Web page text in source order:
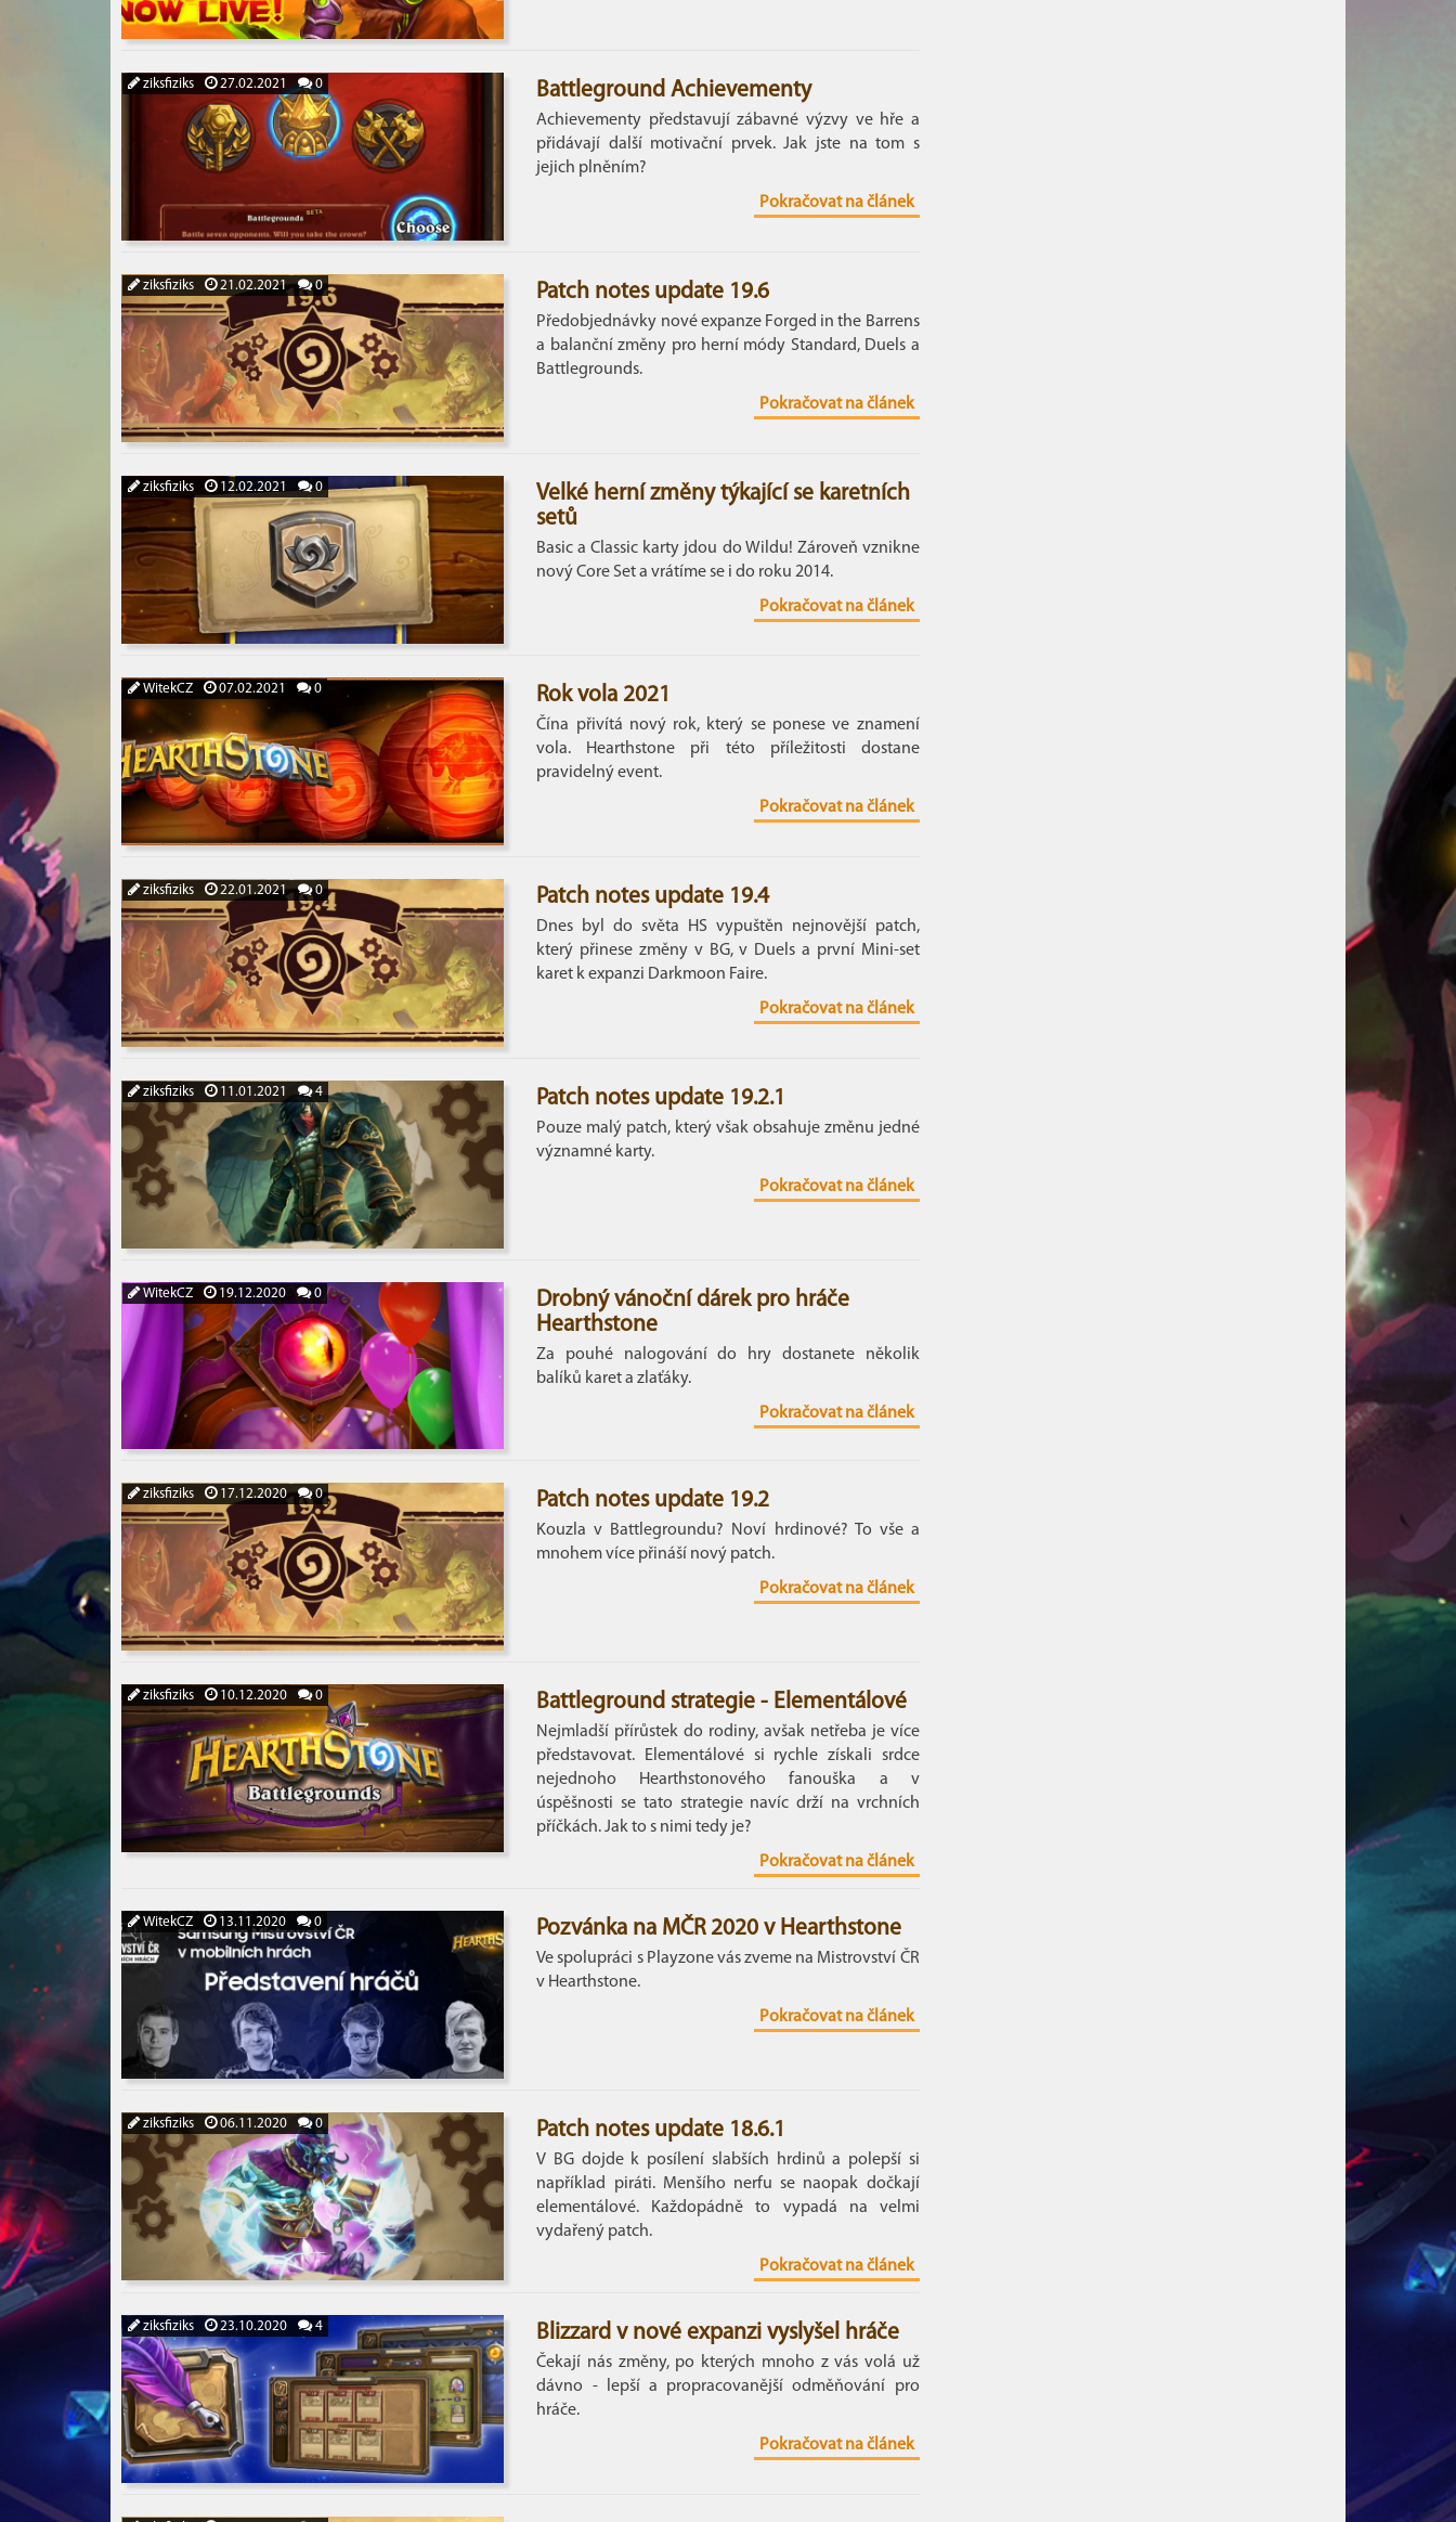
ziksfiziks 27.02.2021 0 Battleground Achievementy
Achievementy představují zábavné výzvy ve hře a
přidávají další motivační prvek. Jak jste na tom s
jejich plněním?
Pokračovat na článek
ziksfiziks 21.02.2021 0 Patch notes update 19.6
Předobjednávky nové expanze Forged in the Barrens
a balanční změny pro herní módy Standard, Duels a
Battlegrounds.
Pokračovat na článek
ziksfiziks 12.02.2021 0
Velké herní změny týkající se karetních
setů
Basic a Classic karty jdou do Wildu! Zároveň vznikne
nový Core Set a vrátíme se i do roku 2014.
Pokračovat na článek
WitekCZ 07.02.2021 0 Rok vola 2021
Čína přivítá nový rok, který se ponese ve znamení
vola. Hearthstone při této příležitosti dostane
pravidelný event.
Pokračovat na článek
ziksfiziks 22.01.2021 0 Patch notes update 19.4
Dnes byl do světa HS vypuštěn nejnovější patch,
který přinese změny v BG, v Duels a první Mini-set
karet k expanzi Darkmoon Faire.
Pokračovat na článek
ziksfiziks 11.01.2021 4 Patch notes update 19.2.1
Pouze malý patch, který však obsahuje změnu jedné
významné karty.
Pokračovat na článek
WitekCZ 19.12.2020 0
Drobný vánoční dárek pro hráče
Hearthstone
Za pouhé nalogování do hry dostanete několik
balíků karet a zlaťáky.
Pokračovat na článek
ziksfiziks 17.12.2020 0 Patch notes update 19.2
Kouzla v Battlegroundu? Noví hrdinové? To vše a
mnohem více přináší nový patch.
Pokračovat na článek
ziksfiziks 10.12.2020 0 Battleground strategie - Elementálové
Nejmladší přírůstek do rodiny, avšak netřeba je více
představovat. Elementálové si rychle získali srdce
nejednoho Hearthstonového fanouška a v
úspěšnosti se tato strategie navíc drží na vrchních
příčkách. Jak to s nimi tedy je?
Pokračovat na článek
WitekCZ 13.11.2020 0 Pozvánka na MČR 2020 v Hearthstone
Ve spolupráci s Playzone vás zveme na Mistrovství ČR
v Hearthstone.
Pokračovat na článek
ziksfiziks 06.11.2020 0 Patch notes update 18.6.1
V BG dojde k posílení slabších hrdinů a polepší si
například piráti. Menšího nerfu se naopak dočkají
elementálové. Každopádně to vypadá na velmi
vydařený patch.
Pokračovat na článek
ziksfiziks 23.10.2020 4 Blizzard v nové expanzi vyslyšel hráče
Čekají nás změny, po kterých mnoho z vás volá už
dávno - lepší a propracovanější odměňování pro
hráče.
Pokračovat na článek